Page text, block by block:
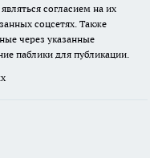
согласием на их
соцсетях. Также
через указанные
паблики для публикации.